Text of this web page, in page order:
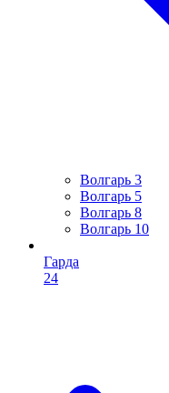
Волгарь 3
Волгарь 5
Волгарь 8
Волгарь 10
Гарда
24